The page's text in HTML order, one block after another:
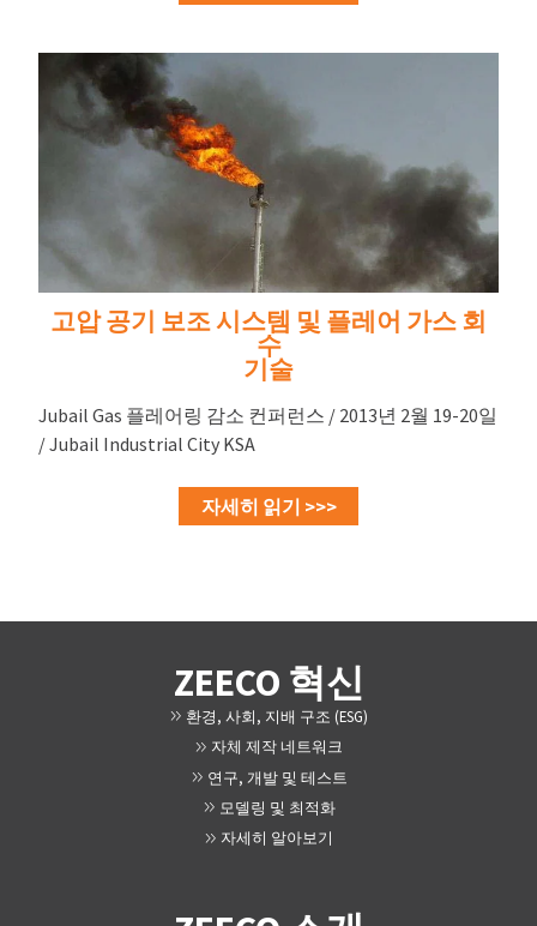
고압 공기 보조 시스템 및 플레어 가스 회
수
기술
Jubail Gas 플레어링 감소 컨퍼런스 / 2013년 2월 19-20일
/ Jubail Industrial City KSA
자세히 읽기 >>>
ZEECO 혁신
환경, 사회, 지배 구조 (ESG)
자체 제작 네트워크
연구, 개발 및 테스트
모델링 및 최적화
자세히 알아보기